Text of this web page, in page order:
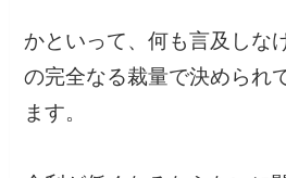
かといって、何も言及しな
の完全なる裁量で決められ
ます。